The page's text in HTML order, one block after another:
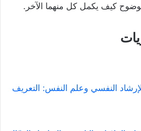
بوضوح كيف يكمل كل منهما الآخر.
النفسي وعلم النفس: التعريف